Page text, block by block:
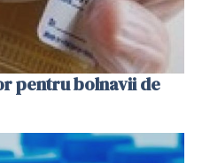
pentru bolnavii de